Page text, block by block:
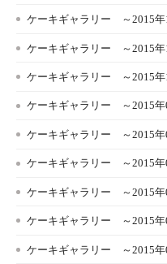
ケーキギャラリー ～2015年
ケーキギャラリー ～2015年
ケーキギャラリー ～2015年
ケーキギャラリー ～2015年
ケーキギャラリー ～2015年
ケーキギャラリー ～2015年
ケーキギャラリー ～2015年
ケーキギャラリー ～2015年
ケーキギャラリー ～2015年